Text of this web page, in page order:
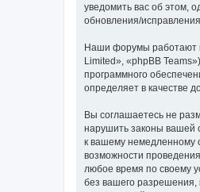
уведомить вас об этом,
обновления/
Наши форумы работают
Limited», «phpBB
программного
определяет в качестве
Вы соглашаетесь не
нарушить законы вашей
к вашему немедленному
возможности
любое время по своему
без вашего разрешения,